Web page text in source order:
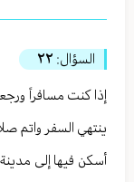
السؤال: ٢٢
إذا كنت مسافراً
ينتهي السفر واتم
أسكن فيها إلى